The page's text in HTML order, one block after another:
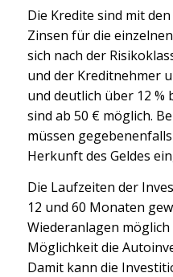
Die Kredite sind mit
Zinsen für die
sich nach der
und der Kreditnehmer
und deutlich über 12
sind ab 50 € möglich.
müssen
Herkunft des Geldes
Die Laufzeiten der
12 und 60 Monaten
Wiederanlagen
Möglichkeit die
Damit kann die